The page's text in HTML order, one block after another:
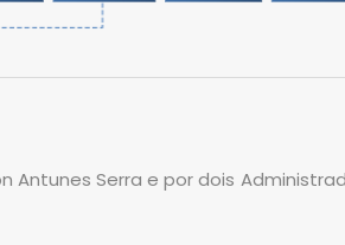
Serra e por dois